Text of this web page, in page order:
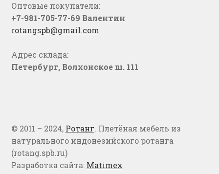
Оптовые покупатели:
+7-981-705-77-69 Валентин
rotangspb@gmail.com
Адрес склада:
Петербург, Волхонское ш. 111
© 2011 – 2024, Ротанг. Плетёная мебель из
натурального индонезийского ротанга
(rotang.spb.ru)
Разработка сайта: Matimex